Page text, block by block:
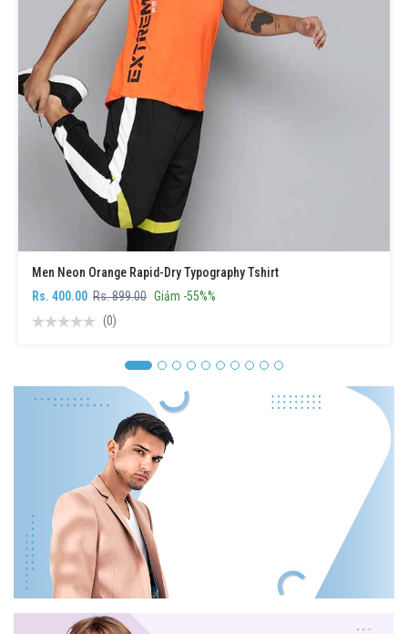
Men Neon Orange Rapid-Dry Typography Tshirt
Rs. 400.00 Rs. 899.00 Giảm -55%%
(0)